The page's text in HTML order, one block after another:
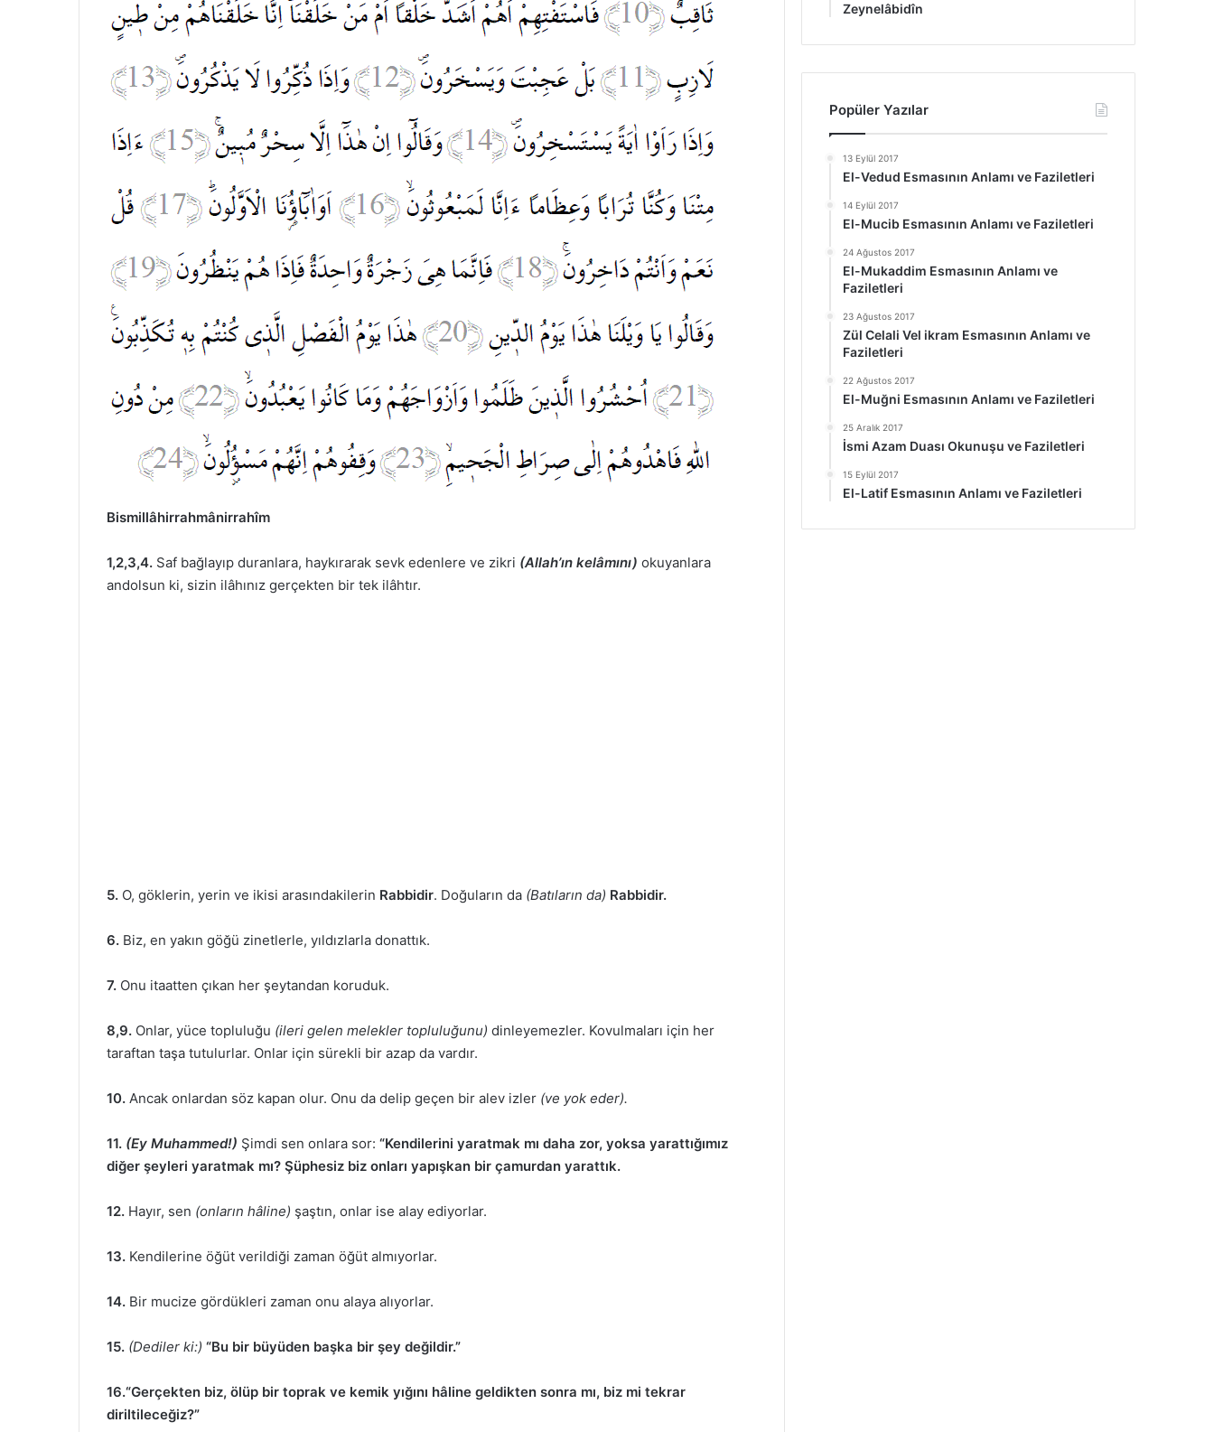
Bismillâhirrahmânirrahîm
1,2,3,4. Saf bağlayıp duranlara, haykırarak sevk edenlere ve zikri (Allah’ın kelâmını) okuyanlara
andolsun ki, sizin ilâhınız gerçekten bir tek ilâhtır.
5. O, göklerin, yerin ve ikisi arasındakilerin Rabbidir. Doğuların da (Batıların da) Rabbidir.
6. Biz, en yakın göğü zinetlerle, yıldızlarla donattık.
7. Onu itaatten çıkan her şeytandan koruduk.
8,9. Onlar, yüce topluluğu (ileri gelen melekler topluluğunu) dinleyemezler. Kovulmaları için her
taraftan taşa tutulurlar. Onlar için sürekli bir azap da vardır.
10. Ancak onlardan söz kapan olur. Onu da delip geçen bir alev izler (ve yok eder).
11. (Ey Muhammed!) Şimdi sen onlara sor: “Kendilerini yaratmak mı daha zor, yoksa yarattığımız
diğer şeyleri yaratmak mı? Şüphesiz biz onları yapışkan bir çamurdan yarattık.
12. Hayır, sen (onların hâline) şaştın, onlar ise alay ediyorlar.
13. Kendilerine öğüt verildiği zaman öğüt almıyorlar.
14. Bir mucize gördükleri zaman onu alaya alıyorlar.
15. (Dediler ki:) “Bu bir büyüden başka bir şey değildir.”
16.“Gerçekten biz, ölüp bir toprak ve kemik yığını hâline geldikten sonra mı, biz mi tekrar
diriltileceğiz?”
Zeynelâbidîn
Popüler Yazılar
13 Eylül 2017
El-Vedud Esmasının Anlamı ve Faziletleri
14 Eylül 2017
El-Mucib Esmasının Anlamı ve Faziletleri
24 Ağustos 2017
El-Mukaddim Esmasının Anlamı ve
Faziletleri
23 Ağustos 2017
Zül Celali Vel ikram Esmasının Anlamı ve
Faziletleri
22 Ağustos 2017
El-Muğni Esmasının Anlamı ve Faziletleri
25 Aralık 2017
İsmi Azam Duası Okunuşu ve Faziletleri
15 Eylül 2017
El-Latif Esmasının Anlamı ve Faziletleri